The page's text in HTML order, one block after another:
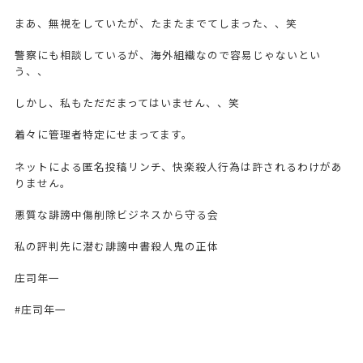
まあ、無視をしていたが、たまたまでてしまった、、笑
警察にも相談しているが、海外組織なので容易じゃないとい
う、、
しかし、私もただだまってはいません、、笑
着々に管理者特定にせまってます。
ネットによる匿名投稿リンチ、快楽殺人行為は許されるわけがあ
りません。
悪質な誹謗中傷削除ビジネスから守る会
私の評判先に潜む誹謗中書殺人鬼の正体
庄司年一
#庄司年一